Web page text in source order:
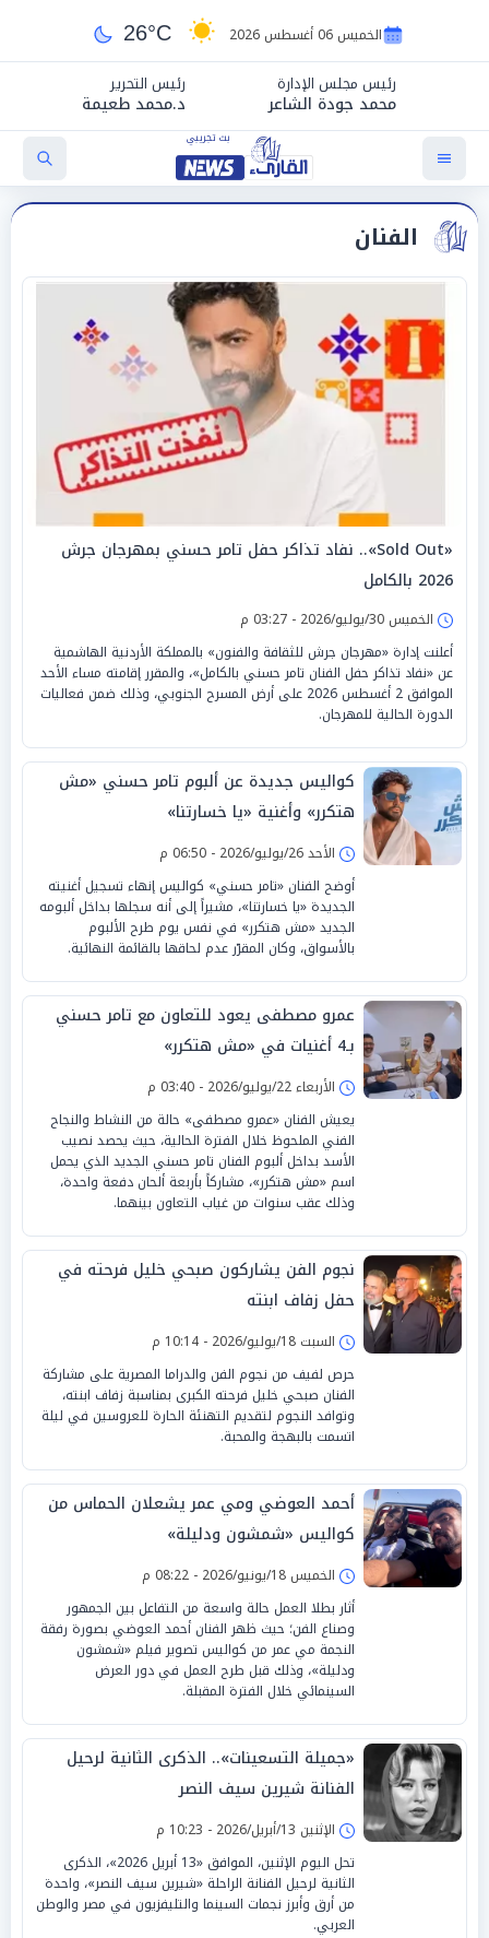
الخميس 06 أغسطس 2026 26°C
رئيس مجلس الإدارة
محمد جودة الشاعر
رئيس التحرير
د.محمد طعيمة
الفنان
«Sold Out».. نفاد تذاكر حفل تامر حسني بمهرجان جرش
2026 بالكامل
الخميس 30/يوليو/2026 - 03:27 م
أعلنت إدارة «مهرجان جرش للثقافة والفنون» بالمملكة الأردنية الهاشمية
عن «نفاد تذاكر حفل الفنان تامر حسني بالكامل»، والمقرر إقامته مساء الأحد
الموافق 2 أغسطس 2026 على أرض المسرح الجنوبي، وذلك ضمن فعاليات
الدورة الحالية للمهرجان.
كواليس جديدة عن ألبوم تامر حسني «مش
هتكرر» وأغنية «يا خسارتنا»
الأحد 26/يوليو/2026 - 06:50 م
أوضح الفنان «تامر حسني» كواليس إنهاء تسجيل أغنيته
الجديدة «يا خسارتنا»، مشيراً إلى أنه سجلها بداخل ألبومه
الجديد «مش هتكرر» في نفس يوم طرح الألبوم
بالأسواق، وكان المقرّر عدم لحاقها بالقائمة النهائية.
عمرو مصطفى يعود للتعاون مع تامر حسني
بـ4 أغنيات في «مش هتكرر»
الأربعاء 22/يوليو/2026 - 03:40 م
يعيش الفنان «عمرو مصطفى» حالة من النشاط والنجاح
الفني الملحوظ خلال الفترة الحالية، حيث يحصد نصيب
الأسد بداخل ألبوم الفنان تامر حسني الجديد الذي يحمل
اسم «مش هتكرر»، مشاركاً بأربعة ألحان دفعة واحدة،
وذلك عقب سنوات من غياب التعاون بينهما.
نجوم الفن يشاركون صبحي خليل فرحته في
حفل زفاف ابنته
السبت 18/يوليو/2026 - 10:14 م
حرص لفيف من نجوم الفن والدراما المصرية على مشاركة
الفنان صبحي خليل فرحته الكبرى بمناسبة زفاف ابنته،
وتوافد النجوم لتقديم التهنئة الحارة للعروسين في ليلة
اتسمت بالبهجة والمحبة.
أحمد العوضي ومي عمر يشعلان الحماس من
كواليس «شمشون ودليلة»
الخميس 18/يونيو/2026 - 08:22 م
أثار بطلا العمل حالة واسعة من التفاعل بين الجمهور
وصناع الفن؛ حيث ظهر الفنان أحمد العوضي بصورة رفقة
النجمة مي عمر من كواليس تصوير فيلم «شمشون
ودليلة»، وذلك قبل طرح العمل في دور العرض
السينمائي خلال الفترة المقبلة.
«جميلة التسعينات».. الذكرى الثانية لرحيل
الفنانة شيرين سيف النصر
الإثنين 13/أبريل/2026 - 10:23 م
تحل اليوم الإثنين، الموافق «13 أبريل 2026»، الذكرى
الثانية لرحيل الفنانة الراحلة «شيرين سيف النصر»، واحدة
من أرق وأبرز نجمات السينما والتليفزيون في مصر والوطن
العربي.